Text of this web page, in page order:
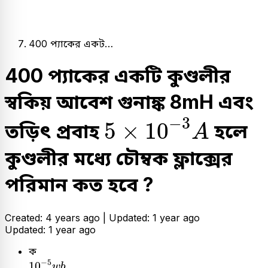
400 প্যাকের একট…
400 প্যাকের একটি কুণ্ডলীর
স্বকিয় আবেশ গুনাঙ্ক 8mH এবং
তড়িৎ প্রবাহ 5 × 10−3A
5 × 10-3A
হলে
কুণ্ডলীর মধ্যে চৌম্বক ফ্লাক্সের
পরিমান কত হবে ?
Created: 4 years ago | Updated: 1 year ago
Updated: 1 year ago
ক
−5
10-5 wb